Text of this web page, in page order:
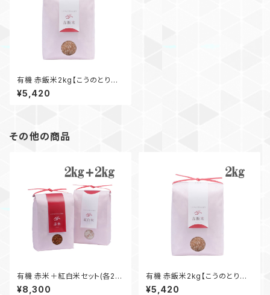
有機 赤飯米2kg【こうのとり育
む大地米】
¥5,420
その他の商品
有機 赤米＋紅白米セット(各2k
g)【こうのとり育む大地米】
¥8,300
有機 赤飯米2kg【こうのとり育
む大地米】
¥5,420